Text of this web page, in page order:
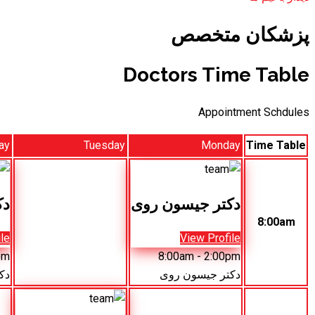
پزشکان متخصص
Doctors Time Table
Appointment Schdules
Time Table
Monday
Tuesday
8:00am
دکتر جیسون روی
View Profile
8:00am - 2:00pm
دکتر جیسون روی